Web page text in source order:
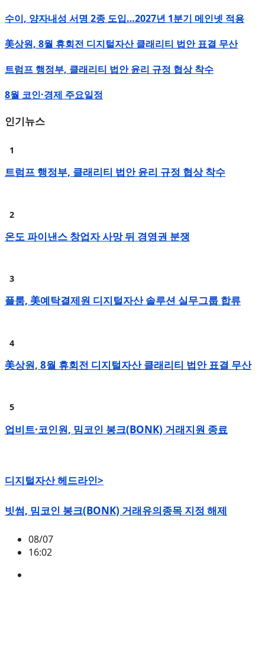
수이, 양자내성 서명 2종 도입…2027년 1분기 메인넷 적용
美상원, 8월 휴회전 디지털자산 클래리티 법안 표결 무산
트럼프 행정부, 클래리티 법안 윤리 규정 협상 착수
8월 코인·경제 주요일정
인기뉴스
트럼프 행정부, 클래리티 법안 윤리 규정 협상 착수
온도 파이낸스 창업자 사망 뒤 경영권 분쟁
플룸, 美예탁결제원 디지털자산 솔루션 실무그룹 합류
美상원, 8월 휴회전 디지털자산 클래리티 법안 표결 무산
업비트·코인원, 밈코인 봉크(BONK) 거래지원 종료
디지털자산 헤드라인>
빗썸, 밈코인 봉크(BONK) 거래유의종목 지정 해제
08/07
16:02